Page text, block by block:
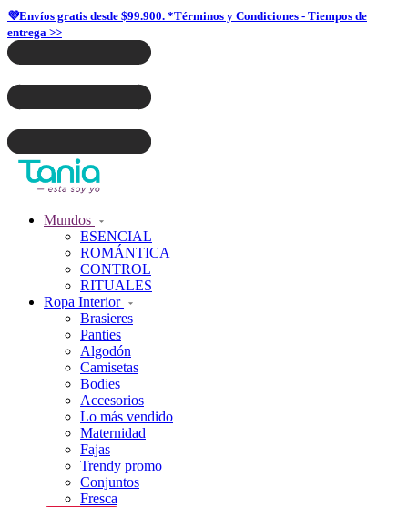
💜Envíos gratis desde $99.900. *Términos y Condiciones - Tiempos de
entrega >>
Mundos
ESENCIAL
ROMÁNTICA
CONTROL
RITUALES
Ropa Interior
Brasieres
Panties
Algodón
Camisetas
Bodies
Accesorios
Lo más vendido
Maternidad
Fajas
Trendy promo
Conjuntos
Fresca